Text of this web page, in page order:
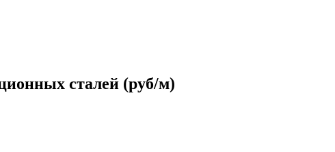
сталей (руб/м)